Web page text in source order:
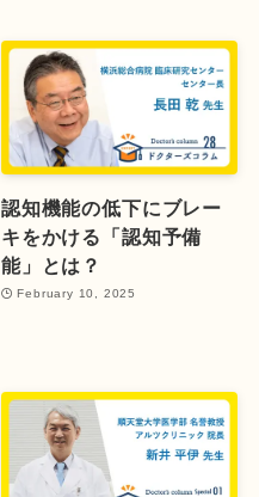
認知機能の低下にブレー
キをかける「認知予備
能」とは？
February 10, 2025